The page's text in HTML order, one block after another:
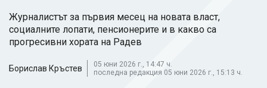
Журналистът за първия месец на новата власт,
социалните лопати, пенсионерите и в какво са
прогресивни хората на Радев
Борислав Кръстев
05 юни 2026 г., 14:47 ч.
последна редакция 05 юни 2026 г., 15:13 ч.